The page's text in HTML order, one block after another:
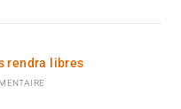
rendra libres